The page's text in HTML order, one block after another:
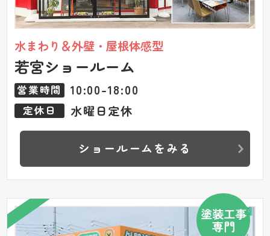
水まわり＆外壁・屋根体感型
若宮ショールーム
営業時間 10:00-18:00
定休日 水曜日定休
ショールームをみる
塗装工事
専門